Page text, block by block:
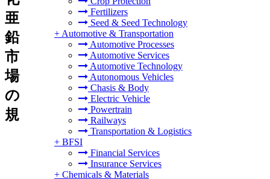
Fertilizers
Seed & Seed Technology
+ Automotive & Transportation
Automotive Processes
Automotive Services
Automotive Technology
Autonomous Vehicles
Chasis & Body
Electric Vehicle
Powertrain
Railways
Transportation & Logistics
+ BFSI
Financial Services
Insurance Services
+ Chemicals & Materials
亜
鉛
市
場
の
規